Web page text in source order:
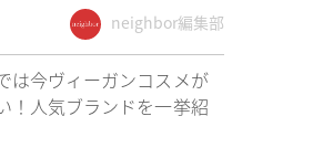
neighbor編集部
は今ヴィーガンコスメが
！人気ブランドを一挙紹